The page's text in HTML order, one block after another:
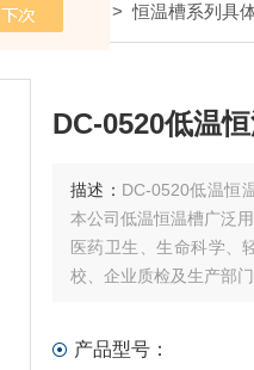
>产品中心 >恒温槽系列具
DC-0520低温
描述： DC-0520低温恒
本公司低温恒温槽广泛
医药卫生、生命科学、
校、企业质检及生产部
产品型号：